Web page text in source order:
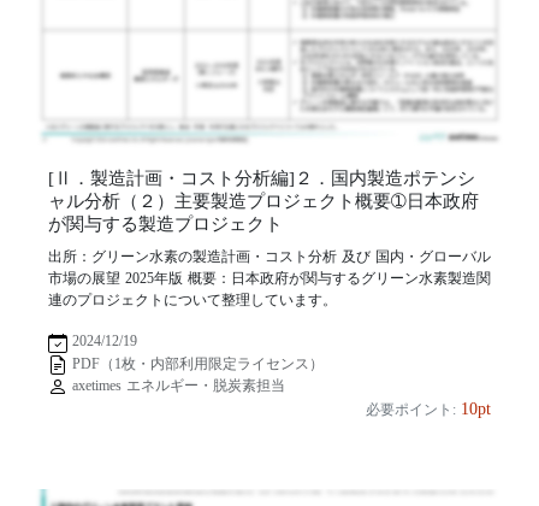
[Ⅱ．製造計画・コスト分析編]２．国内製造ポテンシ
ャル分析（２）主要製造プロジェクト概要➀日本政府
が関与する製造プロジェクト
出所：グリーン水素の製造計画・コスト分析 及び 国内・グローバル
市場の展望 2025年版 概要：日本政府が関与するグリーン水素製造関
連のプロジェクトについて整理しています。
2024/12/19
PDF（1枚・内部利用限定ライセンス）
axetimes エネルギー・脱炭素担当
必要ポイント: 10pt